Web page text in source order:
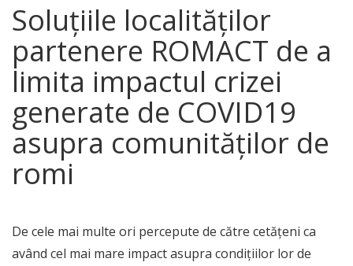
Soluțiile localităților
partenere ROMACT de a
limita impactul crizei
generate de COVID19
asupra comunităților de
romi
De cele mai multe ori percepute de către cetățeni ca
având cel mai mare impact asupra condițiilor lor de